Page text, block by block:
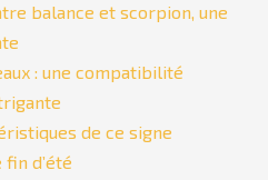
balance et scorpion, une
: une compatibilité
de ce signe
d’été